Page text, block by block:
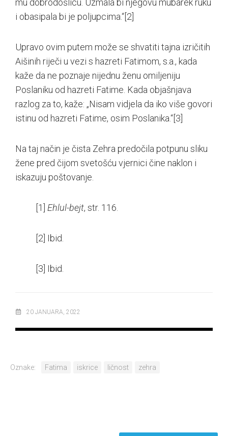
mu dobrodošlicu. Uzmala bi njegovu mubarek ruku
i obasipala bi je poljupcima.“ [2]
Upravo ovim putem može se shvatiti tajna izričitih
Aišinih riječi u vezi s hazreti Fatimom, s.a., kada
kaže da ne poznaje nijednu ženu omiljeniju
Poslaniku od hazreti Fatime. Kada objašnjava
razlog za to, kaže: „Nisam vidjela da iko više govori
istinu od hazreti Fatime, osim Poslanika.“ [3]
Na taj način je čista Zehra predočila potpunu sliku
žene pred čijom svetošću vjernici čine naklon i
iskazuju poštovanje.
[1] Ehlul-bejt, str. 116.
[2] Ibid.
[3] Ibid.
20 JANUARA, 2022
Oznake: Fatima iskrice ličnost zehra